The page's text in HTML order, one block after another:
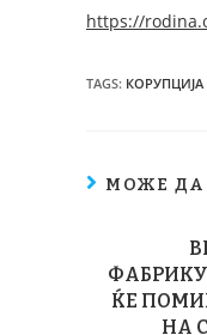
https://
TAGS: КОРУПЦИЈА
МОЖЕ ДА
ЌЕ
НА